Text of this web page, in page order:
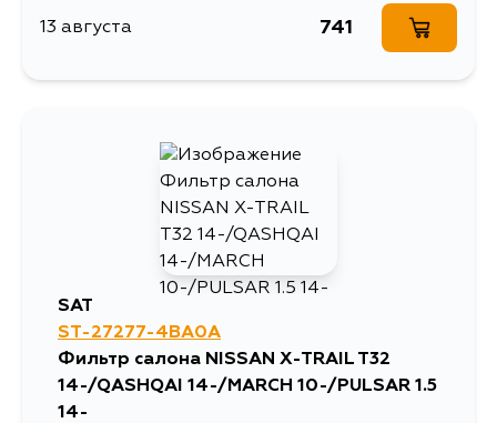
13 августа 741
SAT
ST-27277-4BA0A
Фильтр салона NISSAN X-TRAIL T32
14-/QASHQAI 14-/MARCH 10-/PULSAR 1.5
14-